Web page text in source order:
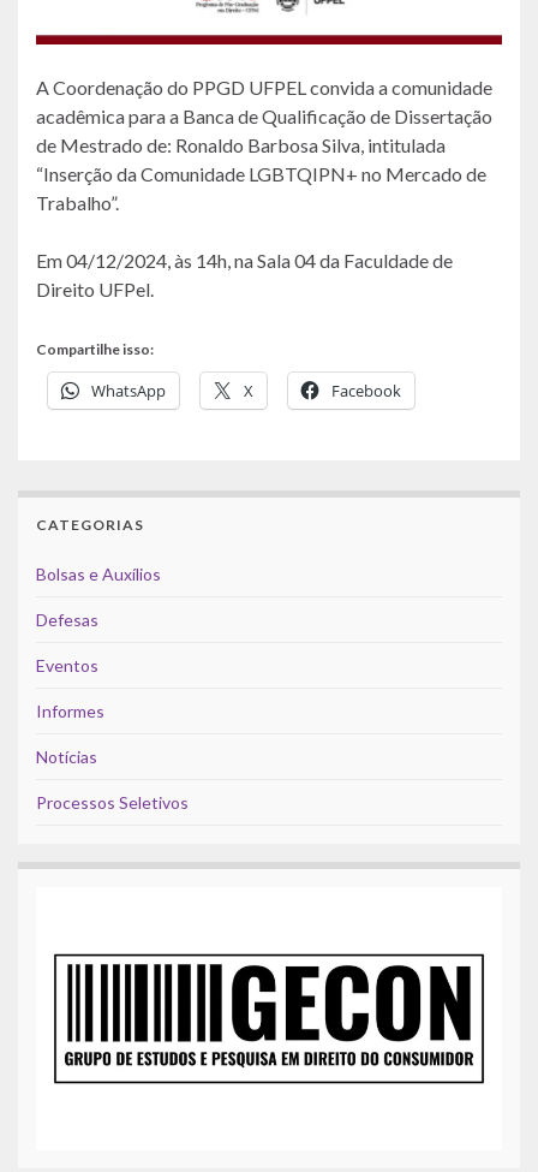
A Coordenação do PPGD UFPEL convida a comunidade
acadêmica para a Banca de Qualificação de Dissertação
de Mestrado de: Ronaldo Barbosa Silva, intitulada
“Inserção da Comunidade LGBTQIPN+ no Mercado de
Trabalho”.
Em 04/12/2024, às 14h, na Sala 04 da Faculdade de
Direito UFPel.
Compartilhe isso:
WhatsApp X Facebook
CATEGORIAS
Bolsas e Auxílios
Defesas
Eventos
Informes
Notícias
Processos Seletivos